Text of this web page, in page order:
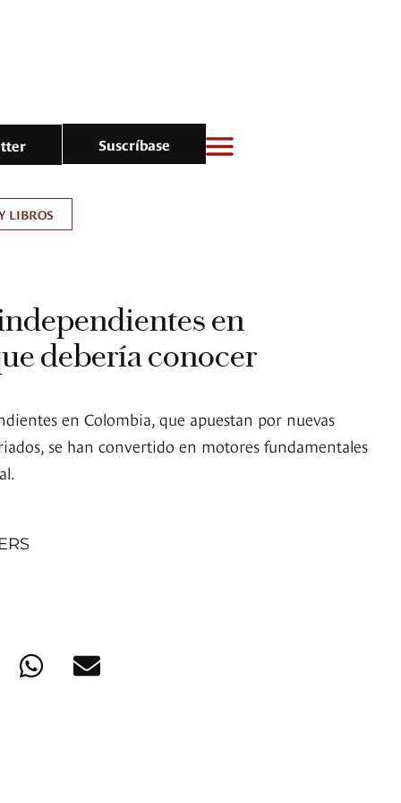
Suscríbase
LIBROS
en
debería conocer
en Colombia, que apuestan por nuevas
se han convertido en motores fundamentales